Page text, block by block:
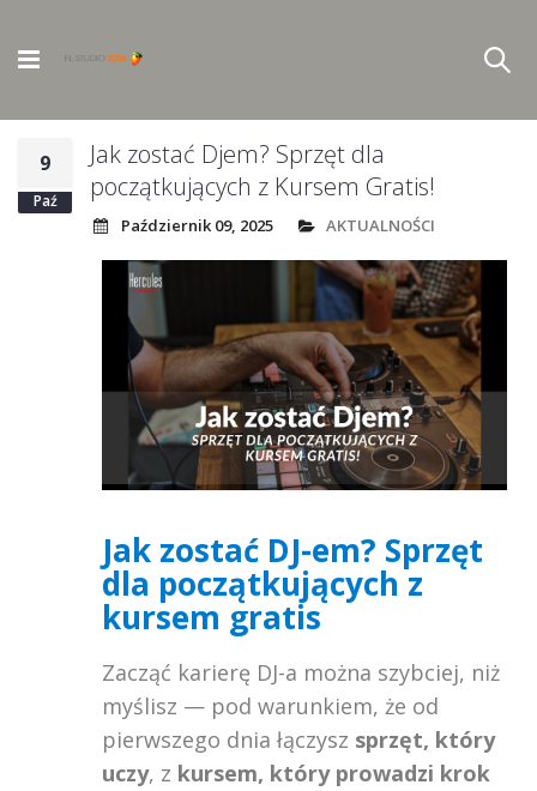
9
Paź
Jak zostać Djem? Sprzęt dla
początkujących z Kursem Gratis!
Październik 09, 2025 AKTUALNOŚCI
Jak zostać DJ-em? Sprzęt
dla początkujących z
kursem gratis
Zacząć karierę DJ-a można szybciej, niż
myślisz — pod warunkiem, że od
pierwszego dnia łączysz sprzęt, który
uczy, z kursem, który prowadzi krok